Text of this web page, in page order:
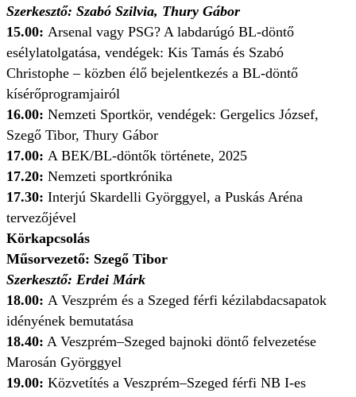
Szerkesztő: Szabó Szilvia, Thury Gábor
15.00: Arsenal vagy PSG? A labdarúgó BL-döntő
esélylatolgatása, vendégek: Kis Tamás és Szabó
Christophe – közben élő bejelentkezés a BL-döntő
kísérőprogramjairól
16.00: Nemzeti Sportkör, vendégek: Gergelics József,
Szegő Tibor, Thury Gábor
17.00: A BEK/BL-döntők története, 2025
17.20: Nemzeti sportkrónika
17.30: Interjú Skardelli Györggyel, a Puskás Aréna
tervezőjével
Körkapcsolás
Műsorvezető: Szegő Tibor
Szerkesztő: Erdei Márk
18.00: A Veszprém és a Szeged férfi kézilabda­csapatok
idényének bemutatása
18.40: A Veszprém–Szeged bajnoki döntő felvezetése
Marosán Györggyel
19.00: Közvetítés a Veszprém–Szeged férfi NB I-es